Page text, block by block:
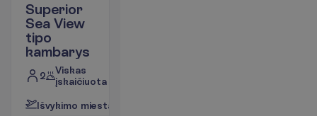
Superior
Sea View
tipo
kambarys
2
Viskas
įskaičiuota
Išvykimo miesta